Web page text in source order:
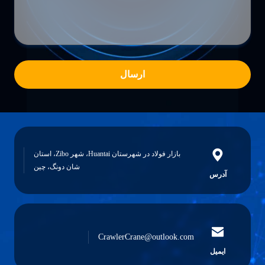
ارسال
آدرس
بازار فولاد در شهرستان Huantai، شهر Zibo، استان
شان دونگ، چین
ایمیل
CrawlerCrane@outlook.com